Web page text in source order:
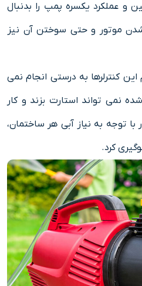
و عملکرد یکسره پمپ را بدنبال
موتور و حتی سوختن آن نیز
کنترلرها به درستی انجام نمی
نمی تواند استارت بزند و کار
توجه به نیاز آبی هر ساختمان،
کرد.